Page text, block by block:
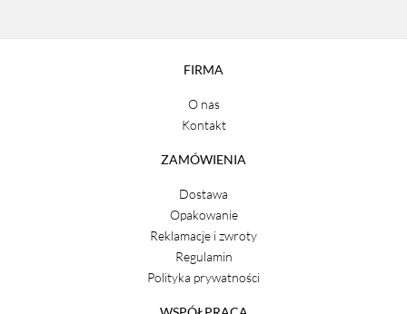
FIRMA
O nas
Kontakt
ZAMÓWIENIA
Dostawa
Opakowanie
Reklamacje i zwroty
Regulamin
Polityka prywatności